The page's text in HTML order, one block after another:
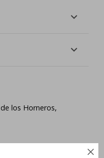

los Horneros,